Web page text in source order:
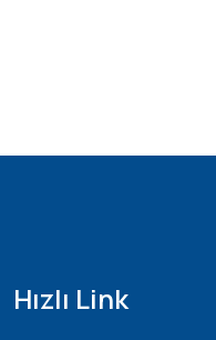
Hızlı Link